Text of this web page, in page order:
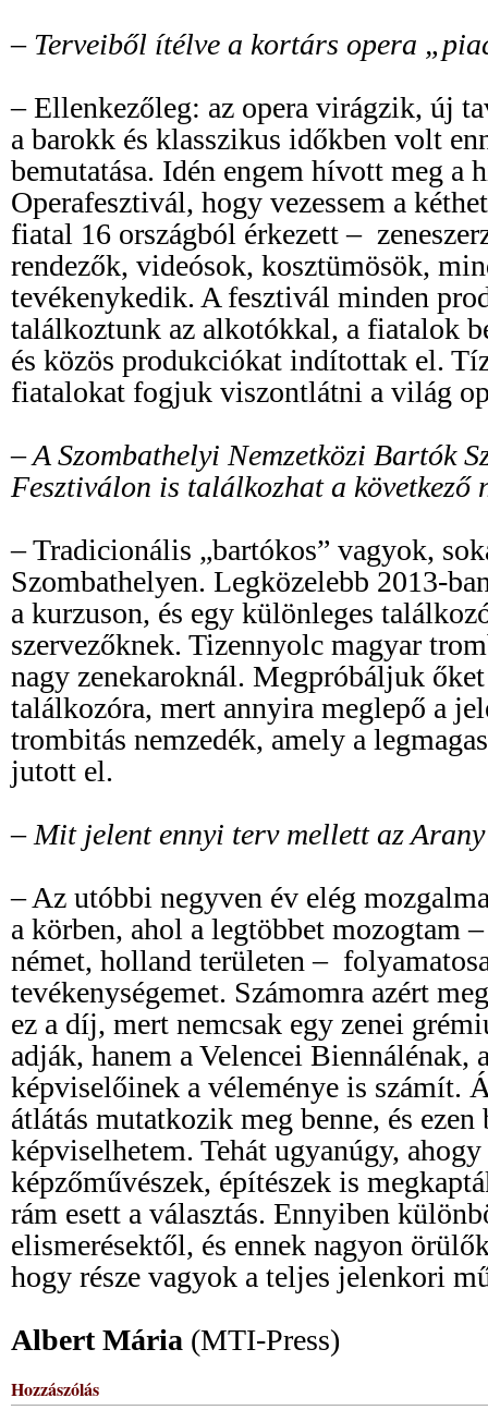
– Terveiből ítélve a kortárs opera
– Ellenkezőleg: az opera virágzik, új
a barokk és klasszikus időkben volt
bemutatása. Idén engem hívott meg a
Operafesztivál, hogy vezessem a
fiatal 16 országból érkezett –
rendezők, videósok, kosztümösök,
tevékenykedik. A fesztivál minden
találkoztunk az alkotókkal, a fiatalok
és közös produkciókat indítottak el.
fiatalokat fogjuk viszontlátni a világ
– A Szombathelyi Nemzetközi Bartók
Fesztiválon is találkozhat a következő
– Tradicionális „bartókos” vagyok,
Szombathelyen. Legközelebb 2013-
a kurzuson, és egy különleges
szervezőknek. Tizennyolc magyar
nagy zenekaroknál. Megpróbáljuk
találkozóra, mert annyira meglepő a
trombitás nemzedék, amely a
jutott el.
– Mit jelent ennyi terv mellett az
– Az utóbbi negyven év elég
a körben, ahol a legtöbbet mozogtam
német, holland területen –
tevékenységemet. Számomra azért
ez a díj, mert nemcsak egy zenei
adják, hanem a Velencei Biennálénak,
képviselőinek a véleménye is számít.
átlátás mutatkozik meg benne, és ezen
képviselhetem. Tehát ugyanúgy,
képzőművészek, építészek is
rám esett a választás. Ennyiben
elismerésektől, és ennek nagyon
hogy része vagyok a teljes jelenkori
Albert Mária (MTI-Press)
Hozzászólás